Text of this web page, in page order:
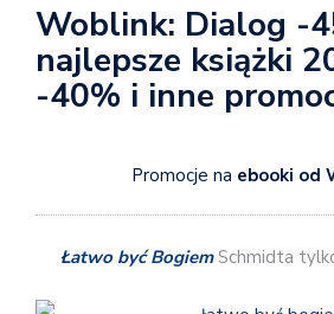
Woblink: Dialog -
najlepsze książki
-40% i inne
Promocje na ebooki od
Łatwo być BogiemSchmidta